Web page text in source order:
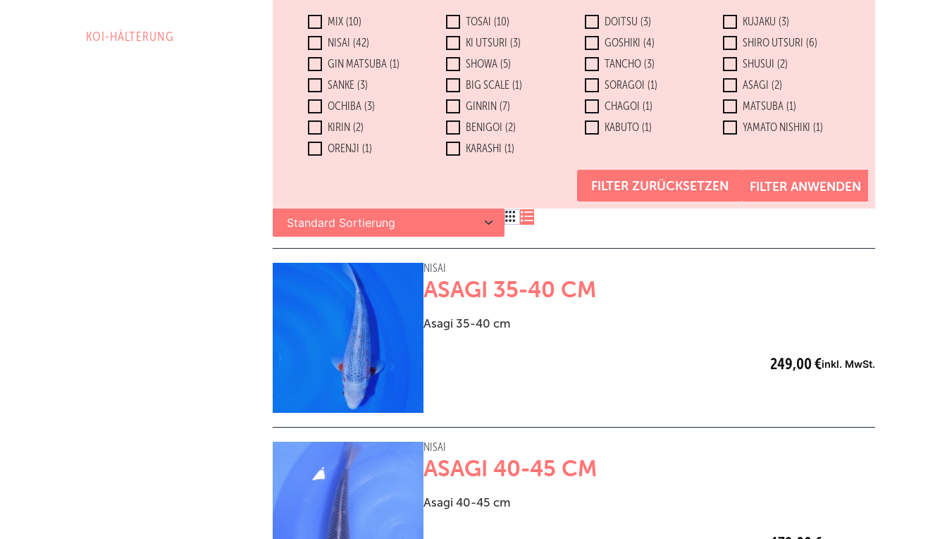
KOI-HÄLTERUNG
MIX (10) TOSAI (10) DOITSU (3) KUJAKU (3)
NISAI (42) KI UTSURI (3) GOSHIKI (4) SHIRO UTSURI (6)
GIN MATSUBA (1) SHOWA (5) TANCHO (3) SHUSUI (2)
SANKE (3) BIG SCALE (1) SORAGOI (1) ASAGI (2)
OCHIBA (3) GINRIN (7) CHAGOI (1) MATSUBA (1)
KIRIN (2) BENIGOI (2) KABUTO (1) YAMATO NISHIKI (1)
ORENJI (1) KARASHI (1)
FILTER ANWENDEN
FILTER ZURÜCKSETZEN
NISAI
ASAGI 35-40 CM
249,00 €inkl. MwSt.
Asagi 35-40 cm
NISAI
ASAGI 40-45 CM
Asagi 40-45 cm